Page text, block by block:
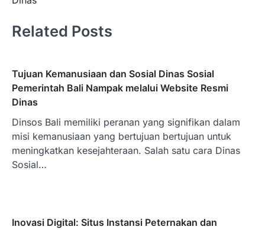
Related Posts
Tujuan Kemanusiaan dan Sosial Dinas Sosial
Pemerintah Bali Nampak melalui Website Resmi
Dinas
Dinsos Bali memiliki peranan yang signifikan dalam
misi kemanusiaan yang bertujuan bertujuan untuk
meningkatkan kesejahteraan. Salah satu cara Dinas
Sosial…
Inovasi Digital: Situs Instansi Peternakan dan